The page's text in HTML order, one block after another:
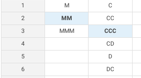
1
M C
2
MM CC
3
MMM CCC
4
CD
5
D
6
DC